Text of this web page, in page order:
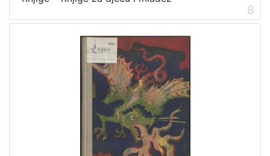
8